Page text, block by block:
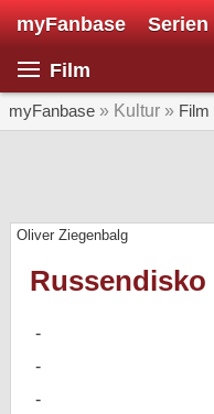
myFanbase Serien
Film
myFanbase » Kultur » Film
Oliver Ziegenbalg
Russendisko